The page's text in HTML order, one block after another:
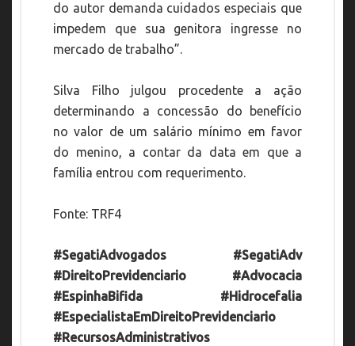
do autor demanda cuidados especiais que
impedem que sua genitora ingresse no
mercado de trabalho”.
Silva Filho julgou procedente a ação
determinando a concessão do benefício
no valor de um salário mínimo em favor
do menino, a contar da data em que a
família entrou com requerimento.
Fonte: TRF4
#SegatiAdvogados #SegatiAdv
#DireitoPrevidenciario #Advocacia
#EspinhaBifida #Hidrocefalia
#EspecialistaEmDireitoPrevidenciario
#RecursosAdministrativos